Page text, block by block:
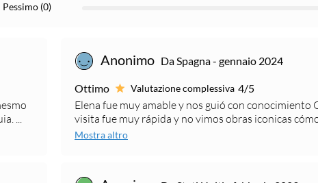
Pessimo (0)
...
Anonimo Da Spagna - gennaio 2024
Ottimo Valutazione complessiva 4/5
Elena fue muy amable y nos guió con conocimiento
visita fue muy rápida y no vimos obras iconicas
Mostra altro